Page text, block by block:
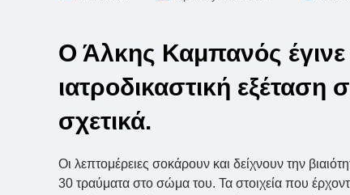
Ο Άλκης Καμπανός έγινε
ιατροδικαστική εξέταση
σχετικά.
Οι λεπτομέρειες σοκάρουν και δείχνουν την
30 τραύματα στο σώμα του. Τα στοιχεία που